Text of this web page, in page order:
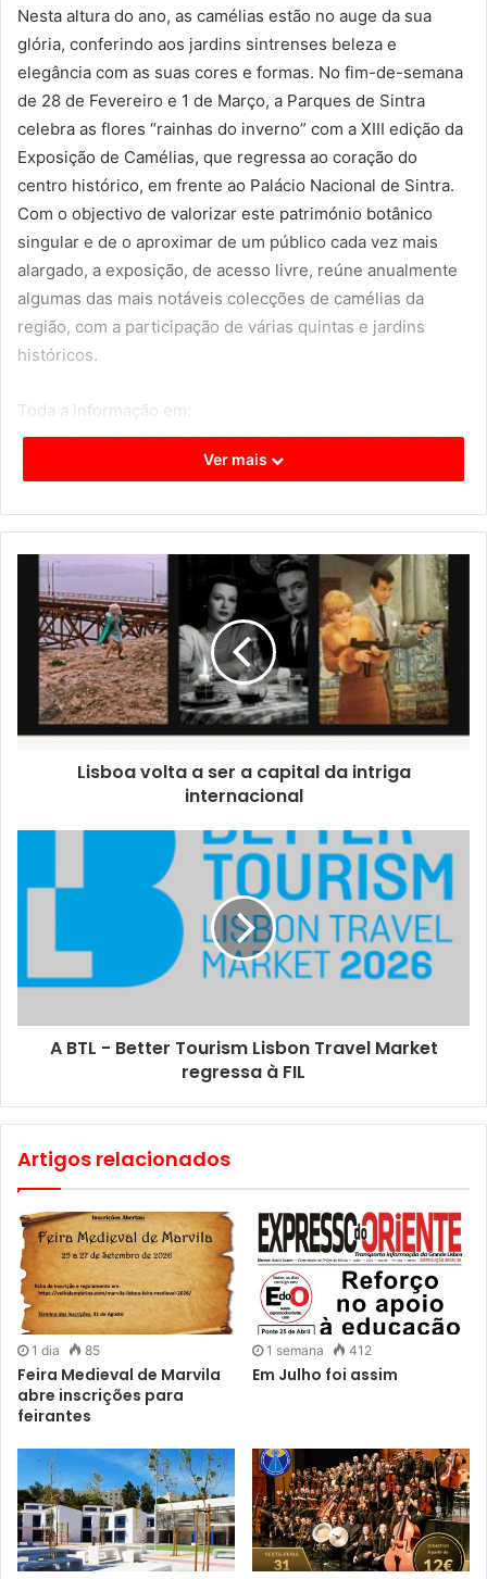
Nesta altura do ano, as camélias estão no auge da sua
glória, conferindo aos jardins sintrenses beleza e
elegância com as suas cores e formas. No fim-de-semana
de 28 de Fevereiro e 1 de Março, a Parques de Sintra
celebra as flores “rainhas do inverno” com a XIII edição da
Exposição de Camélias, que regressa ao coração do
centro histórico, em frente ao Palácio Nacional de Sintra.
Com o objectivo de valorizar este património botânico
singular e de o aproximar de um público cada vez mais
alargado, a exposição, de acesso livre, reúne anualmente
algumas das mais notáveis colecções de camélias da
região, com a participação de várias quintas e jardins
históricos.
Toda a informação em:
https://www.parquesdesintra.pt/pt/programacao/exposica
Ver mais
Lisboa volta a ser a capital da intriga
internacional
A BTL - Better Tourism Lisbon Travel Market
regressa à FIL
Artigos relacionados
1 dia 85
Feira Medieval de Marvila
abre inscrições para
feirantes
1 semana 412
Em Julho foi assim